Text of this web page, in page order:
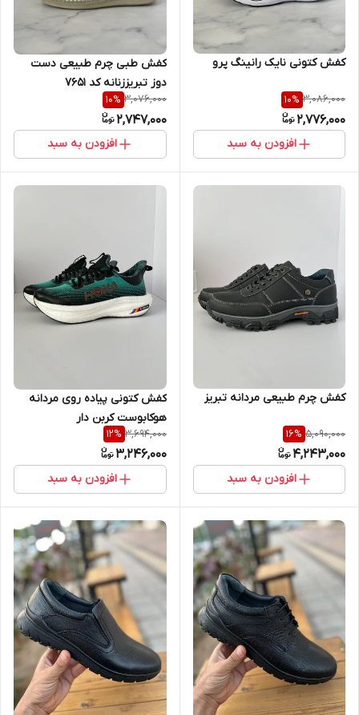
کفش کتونی نایک رانینگ پرو
3,086,000
10%
2,776,000
افزودن به سبد
کفش طبی چرم طبیعی دست
دوز تبریززنانه کد ۷۶۵۱
3,076,000
10%
2,747,000
افزودن به سبد
کفش چرم طبیعی مردانه تبریز
5,090,000
16%
4,243,000
افزودن به سبد
کفش کتونی پیاده روی مردانه
هوکابوست کربن دار
3,694,000
12%
3,246,000
افزودن به سبد